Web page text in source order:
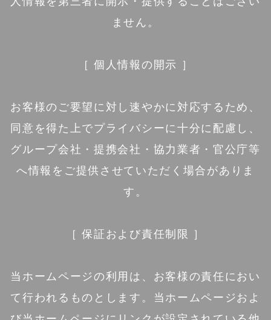
ません。
［ 個人情報の開示 ］
お客様のご要望に対し速やかに対応するため、
同意を得た上でプライバシーに十分に配慮し、
グループ会社・提携会社・協力業者・官公庁等
へ情報をご提供させていただく場合がありま
す。
［ 保証および責任制限 ］
当ホームページの利用は、お客様の責任におい
て行われるものとします。当ホームページおよ